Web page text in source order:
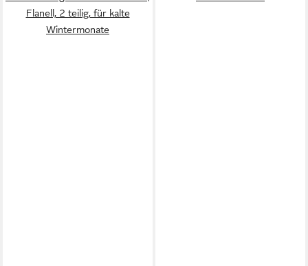
Flanell, 2 teilig, für kalte
Wintermonate